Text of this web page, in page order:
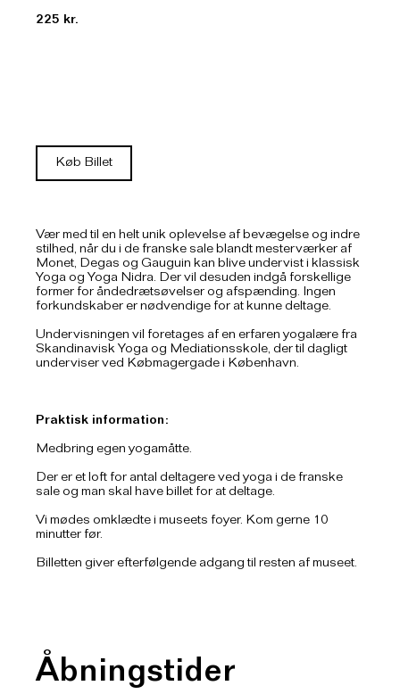
225 kr.
Køb Billet
Vær med til en helt unik oplevelse af bevægelse og indre
stilhed, når du i de franske sale blandt mesterværker af
Monet, Degas og Gauguin kan blive undervist i klassisk
Yoga og Yoga Nidra. Der vil desuden indgå forskellige
former for åndedrætsøvelser og afspænding. Ingen
forkundskaber er nødvendige for at kunne deltage.
Undervisningen vil foretages af en erfaren yogalære fra
Skandinavisk Yoga og Mediationsskole, der til dagligt
underviser ved Købmagergade i København.
Praktisk information:
Medbring egen yogamåtte.
Der er et loft for antal deltagere ved yoga i de franske
sale og man skal have billet for at deltage.
Vi mødes omklædte i museets foyer. Kom gerne 10
minutter før.
Billetten giver efterfølgende adgang til resten af museet.
Åbningstider